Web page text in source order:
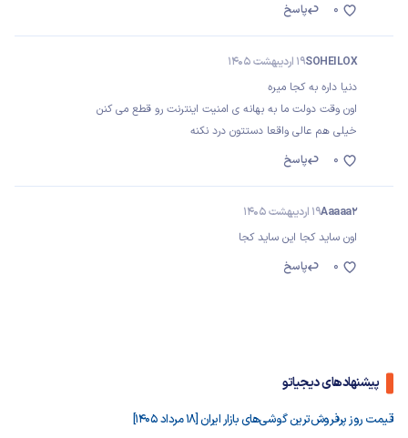
پاسخ
0
SOHEILOX19 اردیبهشت 1405
دنیا داره به کجا میره
اون وقت دولت ما به بهانه ی امنیت اینترنت رو قطع می کنن
خیلی هم عالی واقعا دستتون درد نکنه
پاسخ
0
Aaaaa219 اردیبهشت 1405
اون ساید کجا این ساید کجا
پاسخ
0
پیشنهادهای دیجیاتو
قیمت روز پرفروش‌ترین گوشی‌های بازار ایران [18 مرداد 1405]